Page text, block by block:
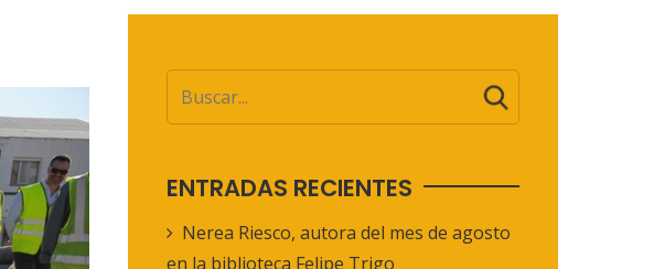
ENTRADAS RECIENTES
Nerea Riesco, autora del mes de agosto
en la biblioteca Felipe Trigo